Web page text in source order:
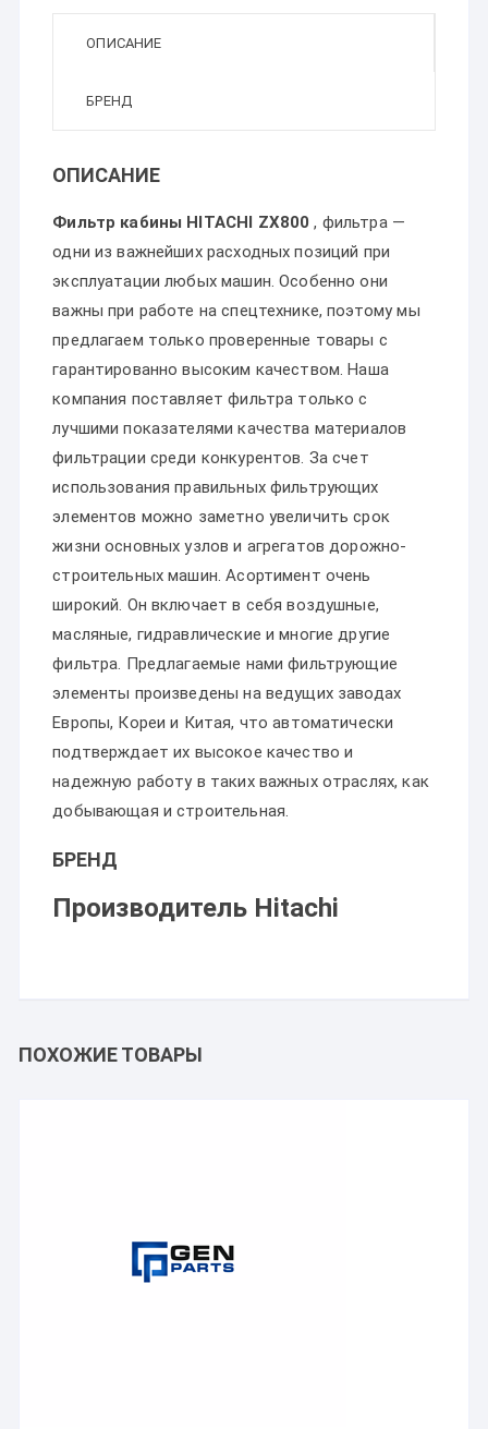
ОПИСАНИЕ
БРЕНД
ОПИСАНИЕ
Фильтр кабины HITACHI ZX800 , фильтра —
одни из важнейших расходных позиций при
эксплуатации любых машин. Особенно они
важны при работе на спецтехнике, поэтому мы
предлагаем только проверенные товары с
гарантированно высоким качеством. Наша
компания поставляет фильтра только с
лучшими показателями качества материалов
фильтрации среди конкурентов. За счет
использования правильных фильтрующих
элементов можно заметно увеличить срок
жизни основных узлов и агрегатов дорожно-
строительных машин. Асортимент очень
широкий. Он включает в себя воздушные,
масляные, гидравлические и многие другие
фильтра. Предлагаемые нами фильтрующие
элементы произведены на ведущих заводах
Европы, Кореи и Китая, что автоматически
подтверждает их высокое качество и
надежную работу в таких важных отраслях, как
добывающая и строительная.
БРЕНД
Производитель Hitachi
ПОХОЖИЕ ТОВАРЫ